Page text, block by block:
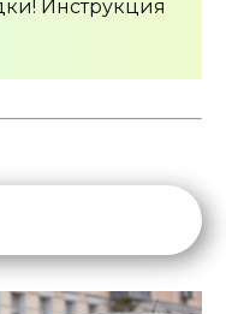
Инструкция